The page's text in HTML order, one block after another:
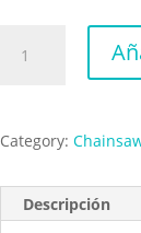
Saw
Deji
action
cantidad
Category:
Descripción